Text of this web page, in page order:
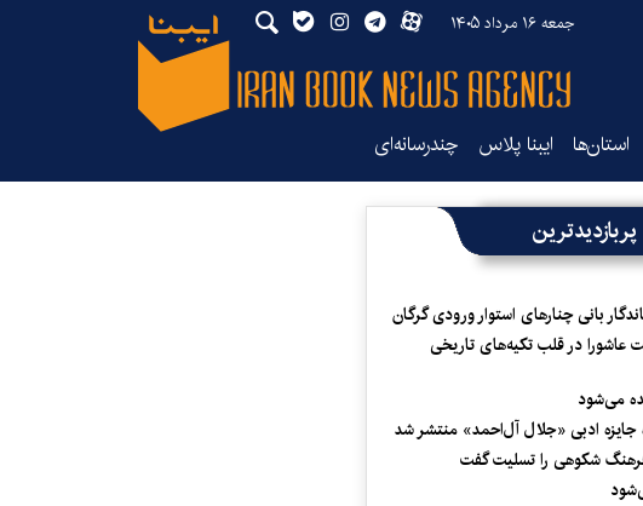
جمعه ۱۶ مرداد ۱۴۰۵
استان‌ها ایبنا پلاس چندرسانه‌ای
پربازدیدترین
بانی چنارهای استوار ورودی گرگان
عاشورا در قلب تکیه‌های تاریخی
می‌شود
جایزه ادبی «جلال آل‌احمد» منتشر شد
شکوهی را تسلیت گفت